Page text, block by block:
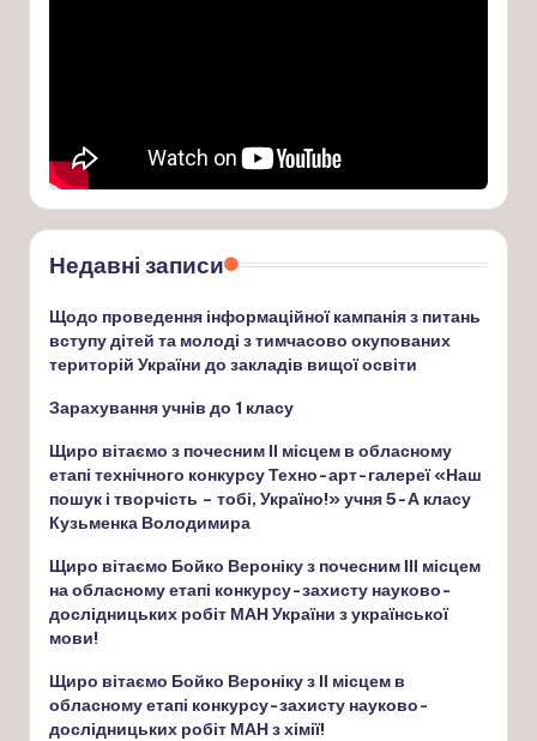
Недавні записи
Щодо проведення інформаційної кампанія з питань
вступу дітей та молоді з тимчасово окупованих
територій України до закладів вищої освіти
Зарахування учнів до 1 класу
Щиро вітаємо з почесним ІІ місцем в обласному
етапі технічного конкурсу Техно-арт-галереї «Наш
пошук і творчість – тобі, Україно!» учня 5-А класу
Кузьменка Володимира
Щиро вітаємо Бойко Вероніку з почесним ІІІ місцем
на обласному етапі конкурсу-захисту науково-
дослідницьких робіт МАН України з української
мови!
Щиро вітаємо Бойко Вероніку з ІІ місцем в
обласному етапі конкурсу-захисту науково-
дослідницьких робіт МАН з хімії!